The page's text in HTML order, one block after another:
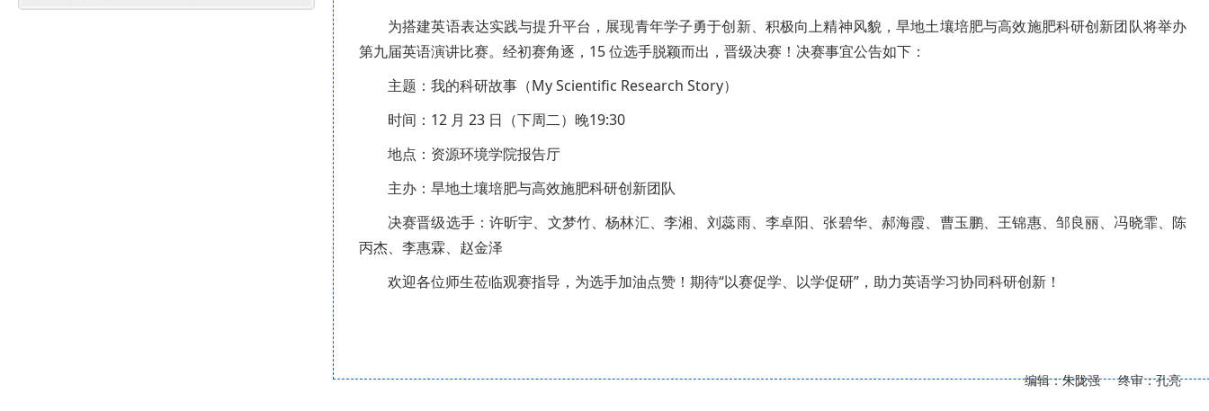
为搭建英语表达实践与提升平台，展现青年学子勇于创新、积极向上精神风貌，旱地土壤培肥与高效施肥科研创新团队将举办
第九届英语演讲比赛。经初赛角逐，15 位选手脱颖而出，晋级决赛！决赛事宜公告如下：
主题：我的科研故事（My Scientific Research Story）
时间：12 月 23 日（下周二）晚19:30
地点：资源环境学院报告厅
主办：旱地土壤培肥与高效施肥科研创新团队
决赛晋级选手：许昕宇、文梦竹、杨林汇、李湘、刘蕊雨、李卓阳、张碧华、郝海霞、曹玉鹏、王锦惠、邹良丽、冯晓霏、陈
丙杰、李惠霖、赵金泽
欢迎各位师生莅临观赛指导，为选手加油点赞！期待“以赛促学、以学促研”，助力英语学习协同科研创新！
编辑：朱陇强 终审：孔亮